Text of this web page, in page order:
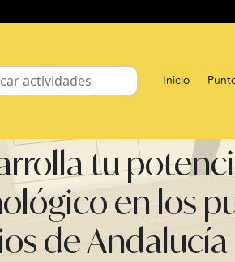
Inicio
tu
en los
de Andalucía